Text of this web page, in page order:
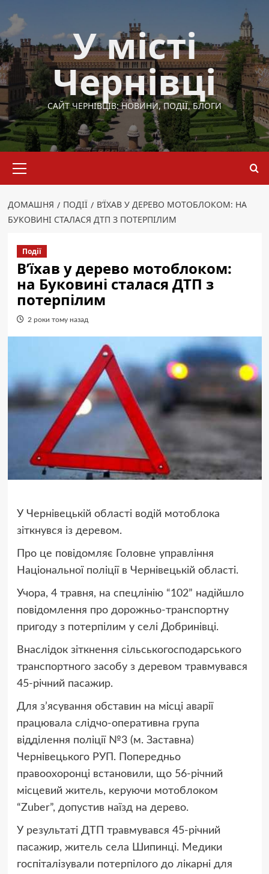
до
вмісту
У місті
Чернівці
САЙТ ЧЕРНІВЦІВ: НОВИНИ, ПОДІЇ, БЛОГИ
меню
ДОМАШНЯ ПОДІЇ
В’ЇХАВ У ДЕРЕВО МОТОБЛОКОМ: НА
БУКОВИНІ СТАЛАСЯ ДТП З ПОТЕРПІЛИМ
Події
В’їхав у дерево мотоблоком:
на Буковині сталася ДТП з
потерпілим
2 роки тому назад
У Чернівецькій області водій мотоблока
зіткнувся із деревом.
Про це повідомляє Головне управління
Національної поліції в Чернівецькій області.
Учора, 4 травня, на спецлінію “102” надійшло
повідомлення про дорожньо-транспортну
пригоду з потерпілим у селі Добринівці.
Внаслідок зіткнення сільськогосподарського
транспортного засобу з деревом травмувався
45-річний пасажир.
Для з’ясування обставин на місці аварії
працювала слідчо-оперативна група
відділення поліції №3 (м. Заставна)
Чернівецького РУП. Попередньо
правоохоронці встановили, що 56-річний
місцевий житель, керуючи мотоблоком
“Zuber”, допустив наїзд на дерево.
У результаті ДТП травмувався 45-річний
пасажир, житель села Шипинці. Медики
госпіталізували потерпілого до лікарні для